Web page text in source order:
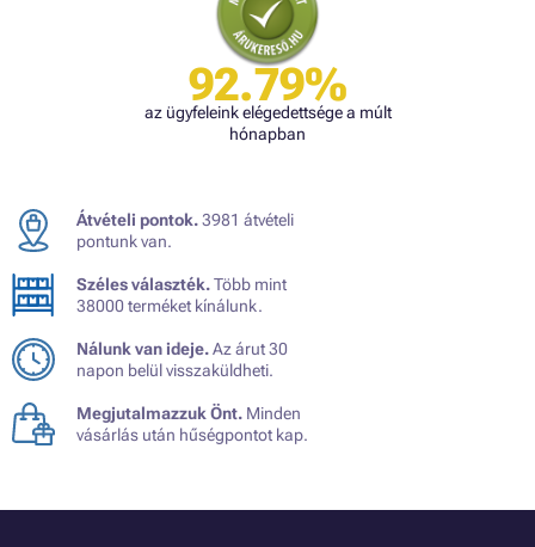
92.79%
az ügyfeleink elégedettsége a múlt
hónapban
Átvételi pontok.3981 átvételi
pontunk van.
Széles választék.Több mint
38000 terméket kínálunk.
Nálunk van ideje.Az árut 30
napon belül visszaküldheti.
Megjutalmazzuk Önt. Minden
vásárlás után hűségpontot kap.